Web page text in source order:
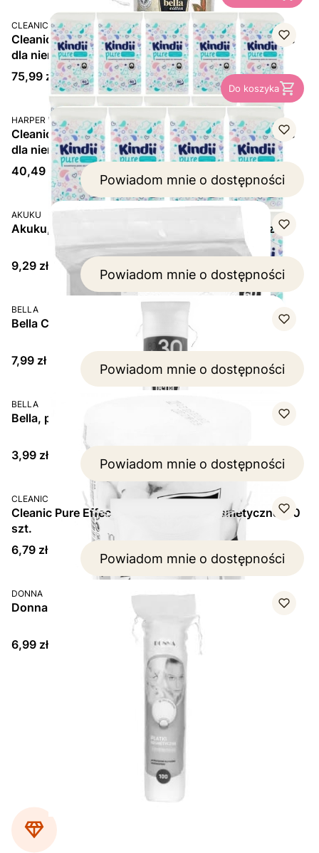
PRODUCENT
CLEANIC
Cleanic Kindii, Pure, bawełniane płatki kosmetyczne
dla niemowląt, pakiet 15x 60 szt.
Cena
75,99 zł
Do koszyka
PRODUCENT
HARPER HYG
Cleanic Kindii, Pure, bawełniane płatki kosmetyczne
dla niemowląt, pakiet 8x 60 szt.
Cena
40,49 zł
Powiadom mnie o dostępności
PRODUCENT
AKUKU
Akuku, płatki kosmetyczne dla niemowląt, 60 szt.
Cena
9,29 zł
Powiadom mnie o dostępności
PRODUCENT
BELLA
Bella Cotton Płatki Kosmetyczne Okrągłe 80 Sztuk
Cena
7,99 zł
Powiadom mnie o dostępności
PRODUCENT
BELLA
Bella, patyczki higieniczne, 100 szt.
Cena
3,99 zł
Powiadom mnie o dostępności
PRODUCENT
CLEANIC
Cleanic Pure Effect Maxi Size Płatki kosmetyczne, 60
szt.
Cena
6,79 zł
Powiadom mnie o dostępności
PRODUCENT
DONNA
Donna, bawełniane płatki kosmetyczne, 100 szt.
Cena
6,99 zł
z 2